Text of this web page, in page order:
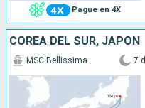
Pague en 4X
COREA DEL SUR, JAPÓN
MSC Bellissima 7 d